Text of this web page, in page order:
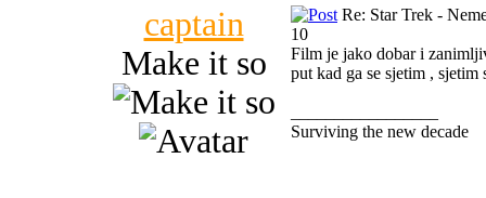
captain
Make it so
Re: Star Trek -
10
Film je jako dobar i
put kad ga se sjetim ,
Surviving the new decade